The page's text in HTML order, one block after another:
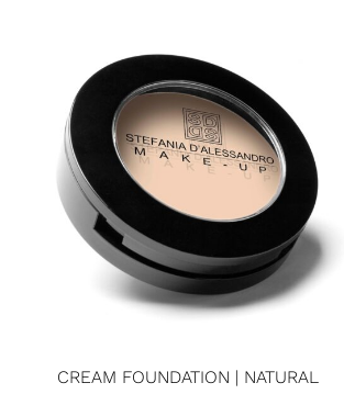
CREAM FOUNDATION | NATURAL